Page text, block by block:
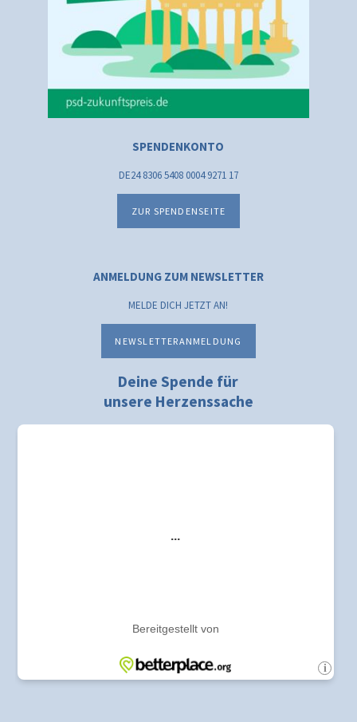
SPENDENKONTO
DE24 8306 5408 0004 9271 17
ZUR SPENDENSEITE
ANMELDUNG ZUM NEWSLETTER
MELDE DICH JETZT AN!
NEWSLETTERANMELDUNG
Deine Spende für
unsere Herzenssache